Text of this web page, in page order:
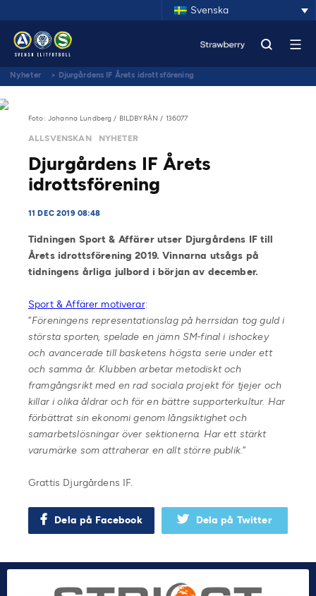
Svenska
Nyheter > Djurgårdens IF Årets idrottsförening
Foto: Johanna Lundberg / BILDBYRÅN / 136077
ALLSVENSKAN NYHETER
Djurgårdens IF Årets
idrottsförening
11 DEC 2019 08:48
Tidningen Sport & Affärer utser Djurgårdens IF till
Årets idrottsförening 2019. Vinnarna utsågs på
tidningens årliga julbord i början av december.
Sport & Affärer motiverar:
”Föreningens representationslag på herrsidan tog guld i
största sporten, spelade en jämn SM-final i ishockey
och avancerade till basketens högsta serie under ett
och samma år. Klubben arbetar metodiskt och
framgångsrikt med en rad sociala projekt för tjejer och
killar i olika åldrar och för en bättre supporterkultur. Har
förbättrat sin ekonomi genom långsiktighet och
samarbetslösningar över sektionerna. Har ett stärkt
varumärke som attraherar en allt större publik.”
Grattis Djurgårdens IF.
Dela på Facebook Dela på Twitter